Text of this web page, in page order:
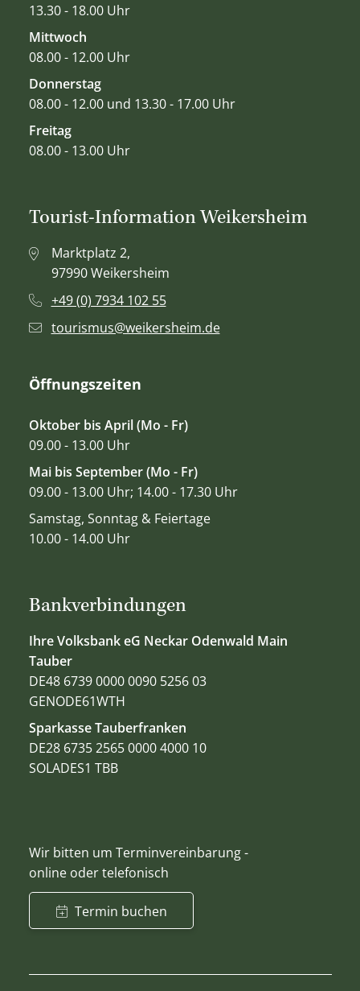
13.30 - 18.00 Uhr
Mittwoch
08.00 - 12.00 Uhr
Donnerstag
08.00 - 12.00 und 13.30 - 17.00 Uhr
Freitag
08.00 - 13.00 Uhr
Bankverbindungen
Ihre Volksbank eG Neckar Odenwald Main
Tauber
DE48 6739 0000 0090 5256 03
GENODE61WTH
Sparkasse Tauberfranken
DE28 6735 2565 0000 4000 10
SOLADES1 TBB
Wir bitten um Terminvereinbarung -
online oder telefonisch
Termin buchen
Tourist-Information Weikersheim
Marktplatz 2,
97990 Weikersheim
+49 (0) 7934 102 55
tourismus@weikersheim.de
Öffnungszeiten
Oktober bis April (Mo - Fr)
09.00 - 13.00 Uhr
Mai bis September (Mo - Fr)
09.00 - 13.00 Uhr; 14.00 - 17.30 Uhr
Samstag, Sonntag & Feiertage
10.00 - 14.00 Uhr